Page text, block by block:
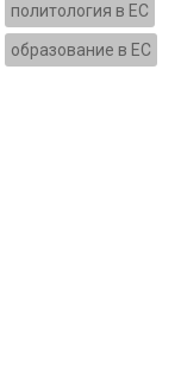
политология в ЕС
образование в ЕС